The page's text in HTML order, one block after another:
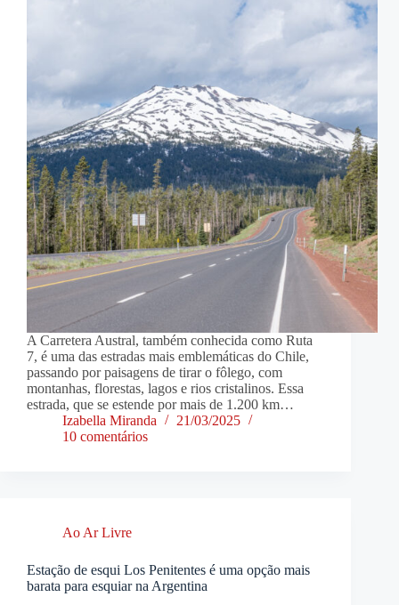
A Carretera Austral, também conhecida como Ruta
7, é uma das estradas mais emblemáticas do Chile,
passando por paisagens de tirar o fôlego, com
montanhas, florestas, lagos e rios cristalinos. Essa
estrada, que se estende por mais de 1.200 km…
Izabella Miranda
21/03/2025
10 comentários
Ao Ar Livre
Estação de esqui Los Penitentes é uma opção mais
barata para esquiar na Argentina